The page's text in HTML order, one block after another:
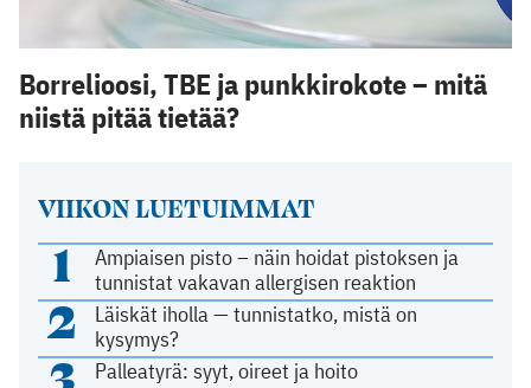
VIIKON LUETUIMMAT
1
Ampiaisen pisto – näin hoidat pistoksen ja
tunnistat vakavan allergisen reaktion
2
Läiskät iholla — tunnistatko, mistä on
kysymys?
Palleatyrä: syyt, oireet ja hoito
Borrelioosi, TBE ja punkkirokote – mitä
niistä pitää tietää?